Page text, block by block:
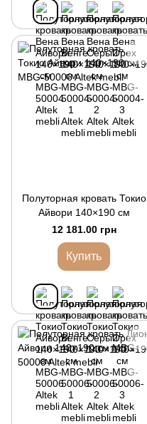
Полуторная кровать Токио
Айвори 140×190 см
12 181.00 грн
Купить